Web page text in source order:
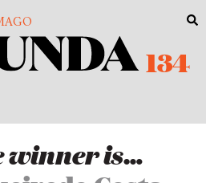
134
winner is…